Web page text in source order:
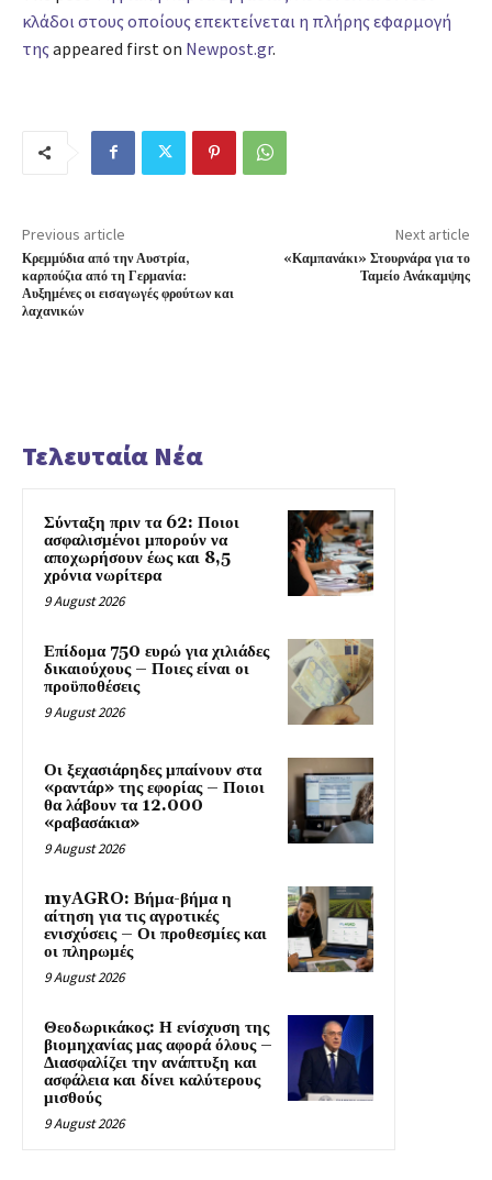
κλάδοι στους οποίους επεκτείνεται η πλήρης εφαρμογή
της appeared first on Newpost.gr.
Previous article
Κρεμμύδια από την Αυστρία,
καρπούζια από τη Γερμανία:
Αυξημένες οι εισαγωγές φρούτων και
λαχανικών
Next article
«Καμπανάκι» Στουρνάρα για το
Ταμείο Ανάκαμψης
Τελευταία Νέα
Σύνταξη πριν τα 62: Ποιοι
ασφαλισμένοι μπορούν να
αποχωρήσουν έως και 8,5
χρόνια νωρίτερα
9 August 2026
Επίδομα 750 ευρώ για χιλιάδες
δικαιούχους – Ποιες είναι οι
προϋποθέσεις
9 August 2026
Οι ξεχασιάρηδες μπαίνουν στα
«ραντάρ» της εφορίας – Ποιοι
θα λάβουν τα 12.000
«ραβασάκια»
9 August 2026
myAGRO: Βήμα-βήμα η
αίτηση για τις αγροτικές
ενισχύσεις – Οι προθεσμίες και
οι πληρωμές
9 August 2026
Θεοδωρικάκος: Η ενίσχυση της
βιομηχανίας μας αφορά όλους –
Διασφαλίζει την ανάπτυξη και
ασφάλεια και δίνει καλύτερους
μισθούς
9 August 2026